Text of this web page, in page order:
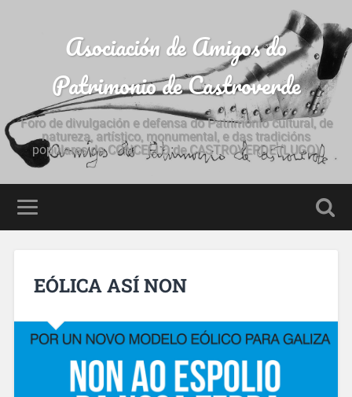
Asociación de Amigos do
Patrimonio de Castroverde
Foro de divulgación e defensa do Patrimonio cultural, de
natureza, artístico, monumental, e das tradicións
populares do CONCELLO de CASTROVERDE (LUGO)
EÓLICA ASÍ NON